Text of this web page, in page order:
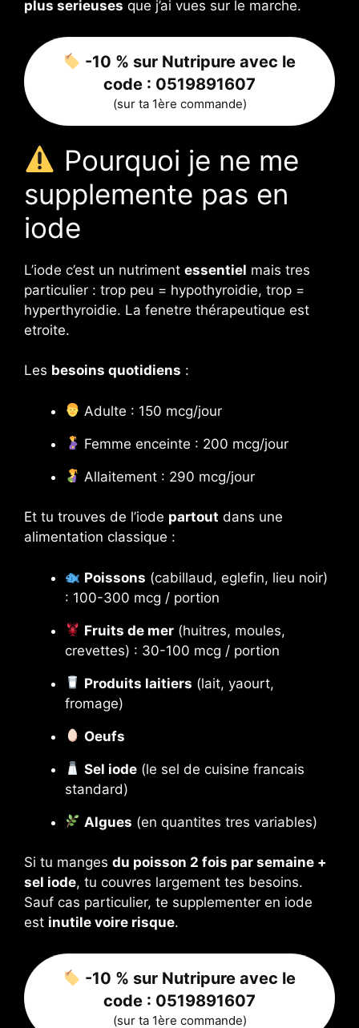
plus serieuses que j’ai vues sur le marche.
-10 % sur Nutripure avec le
code : 0519891607
(sur ta 1ère commande)
Pourquoi je ne me
supplemente pas en
iode
L’iode c’est un nutriment essentiel mais tres
particulier : trop peu = hypothyroidie, trop =
hyperthyroidie. La fenetre thérapeutique est
etroite.
Les besoins quotidiens :
Adulte : 150 mcg/jour
Femme enceinte : 200 mcg/jour
Allaitement : 290 mcg/jour
Et tu trouves de l’iode partout dans une
alimentation classique :
Poissons (cabillaud, eglefin, lieu noir)
: 100-300 mcg / portion
Fruits de mer (huitres, moules,
crevettes) : 30-100 mcg / portion
Produits laitiers (lait, yaourt,
fromage)
Oeufs
Sel iode (le sel de cuisine francais
standard)
Algues (en quantites tres variables)
Si tu manges du poisson 2 fois par semaine +
sel iode, tu couvres largement tes besoins.
Sauf cas particulier, te supplementer en iode
est inutile voire risque.
-10 % sur Nutripure avec le
code : 0519891607
(sur ta 1ère commande)